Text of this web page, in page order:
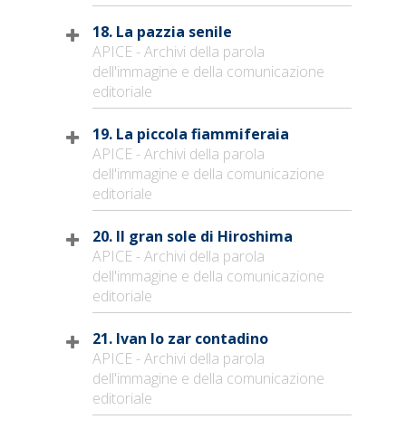
18. La pazzia senile
APICE - Archivi della parola
dell'immagine e della comunicazione
editoriale
19. La piccola fiammiferaia
APICE - Archivi della parola
dell'immagine e della comunicazione
editoriale
20. Il gran sole di Hiroshima
APICE - Archivi della parola
dell'immagine e della comunicazione
editoriale
21. Ivan lo zar contadino
APICE - Archivi della parola
dell'immagine e della comunicazione
editoriale